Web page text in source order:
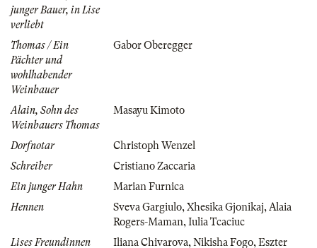
junger Bauer, in Lise
verliebt
Thomas / Ein
Pächter und
wohlhabender
Weinbauer
Gabor Oberegger
Alain, Sohn des
Weinbauers Thomas
Masayu Kimoto
Dorfnotar
Christoph Wenzel
Schreiber
Cristiano Zaccaria
Ein junger Hahn
Marian Furnica
Hennen
Sveva Gargiulo, Xhesika Gjonikaj, Alaia
Rogers-Maman, Iulia Tcaciuc
Lises Freundinnen
Iliana Chivarova, Nikisha Fogo, Eszter